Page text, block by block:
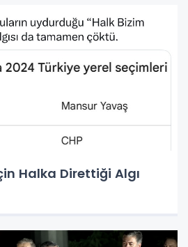
Halka Direttiği Algı